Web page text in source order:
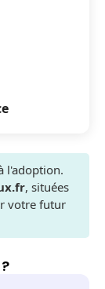
l'adoption.
, situées
votre futur